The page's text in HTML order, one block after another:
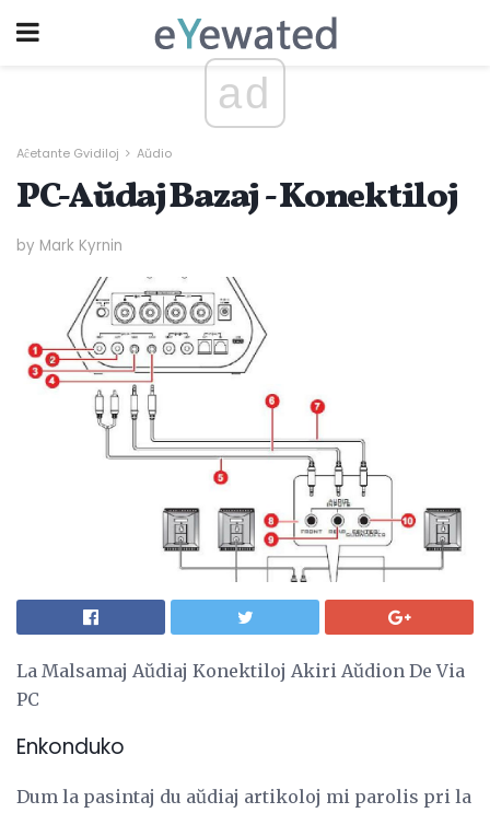
ad
Aĉetante Gvidiloj Aŭdio
PC-Aŭdaj Bazaj - Konektiloj
by Mark Kyrnin
La Malsamaj Aŭdiaj Konektiloj Akiri Aŭdion De Via
PC
Enkonduko
Dum la pasintaj du aŭdiaj artikoloj mi parolis pri la